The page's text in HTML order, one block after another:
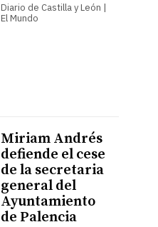
Diario de Castilla y León |
El Mundo
Miriam Andrés
defiende el cese
de la secretaria
general del
Ayuntamiento
de Palencia